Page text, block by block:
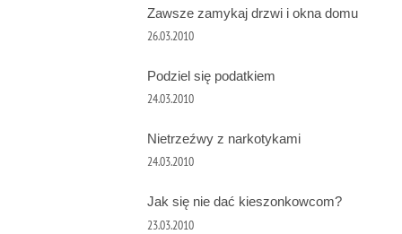
Zawsze zamykaj drzwi i okna domu
26.03.2010
Podziel się podatkiem
24.03.2010
Nietrzeźwy z narkotykami
24.03.2010
Jak się nie dać kieszonkowcom?
23.03.2010